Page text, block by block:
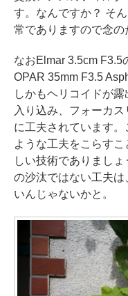
す。なんですか？ そ
常でありますので念の
なおElmar 3.5cm F3.5
OPAR 35mm F3.5
しかもヘリコイドが
入り込み、フォーカ
に工夫されています
ような工夫をこらす
しい技術でありまし
の沙汰ではない工夫
いんじゃないかと。